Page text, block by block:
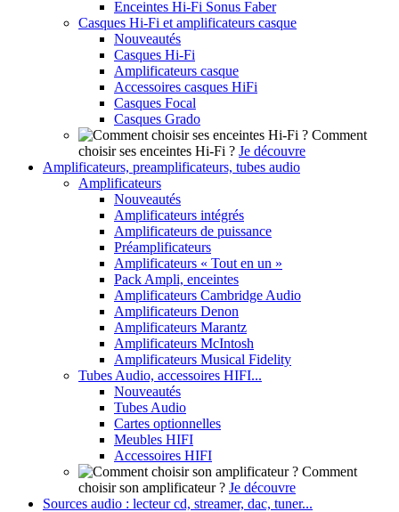
Enceintes Hi-Fi Sonus Faber
Casques Hi-Fi et amplificateurs casque
Nouveautés
Casques Hi-Fi
Amplificateurs casque
Accessoires casques HiFi
Casques Focal
Casques Grado
Comment
choisir ses enceintes Hi-Fi ? Je découvre
Amplificateurs, preamplificateurs, tubes audio
Amplificateurs
Nouveautés
Amplificateurs intégrés
Amplificateurs de puissance
Préamplificateurs
Amplificateurs « Tout en un »
Pack Ampli, enceintes
Amplificateurs Cambridge Audio
Amplificateurs Denon
Amplificateurs Marantz
Amplificateurs McIntosh
Amplificateurs Musical Fidelity
Tubes Audio, accessoires HIFI...
Nouveautés
Tubes Audio
Cartes optionnelles
Meubles HIFI
Accessoires HIFI
Comment
choisir son amplificateur ? Je découvre
Sources audio : lecteur cd, streamer, dac, tuner...